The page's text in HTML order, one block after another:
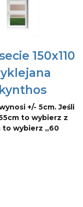
150x110
+/- 5cm. Jeśli
to wybierz z
to wybierz ,,60